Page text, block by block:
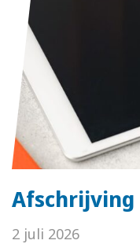
Afschrijving
2 juli 2026